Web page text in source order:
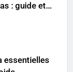
: guide et
essentielles